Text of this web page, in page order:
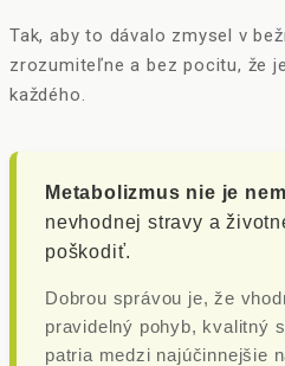
Tak, aby to dávalo zmysel v
zrozumiteľne a bez pocitu, že
každého.
Metabolizmus nie je
nevhodnej stravy a
poškodiť.
Dobrou správou je, že
pravidelný pohyb, kvalitný
patria medzi najúčinnejšie